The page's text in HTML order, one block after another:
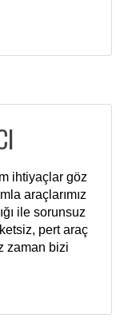
ihtiyaçlar göz
araçlarımız
ile sorunsuz
pert araç
zaman bizi